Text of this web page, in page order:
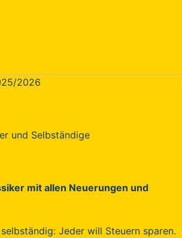
2026
und Selbständige
mit allen Neuerungen und
Jeder will Steuern sparen.